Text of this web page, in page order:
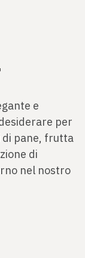
e
per
di pane, frutta
di
nel nostro